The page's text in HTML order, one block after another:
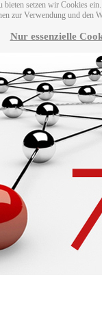
bieten setzen wir Cookies
zur Verwendung und den
Nur essenzielle